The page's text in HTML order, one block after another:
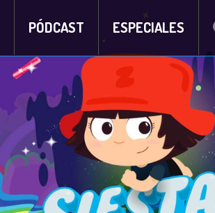
PÓDCAST ESPECIALES